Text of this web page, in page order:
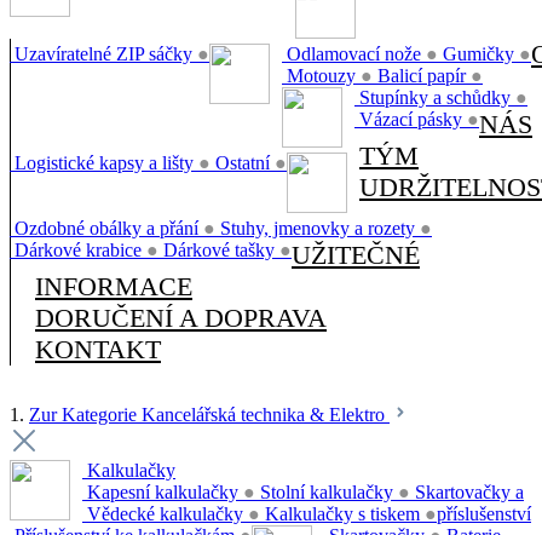
Uzavíratelné ZIP sáčky ● Odlamovací nože ● Gumičky ●
Motouzy ● Balicí papír ●
Stupínky a schůdky ●
Vázací pásky ●
Logistické kapsy a lišty ● Ostatní ●
Ozdobné obálky a přání ● Stuhy, jmenovky a rozety ●
Dárkové krabice ● Dárkové tašky ●
NÁS
TÝM
UŽITEČNÉ
INFORMACE
DORUČENÍ A DOPRAVA
KONTAKT
1. Zur Kategorie Kancelářská technika & Elektro
Kalkulačky
Kapesní kalkulačky ● Stolní kalkulačky ●
Vědecké kalkulačky ● Kalkulačky s tiskem ●
Skartovačky a
příslušenství